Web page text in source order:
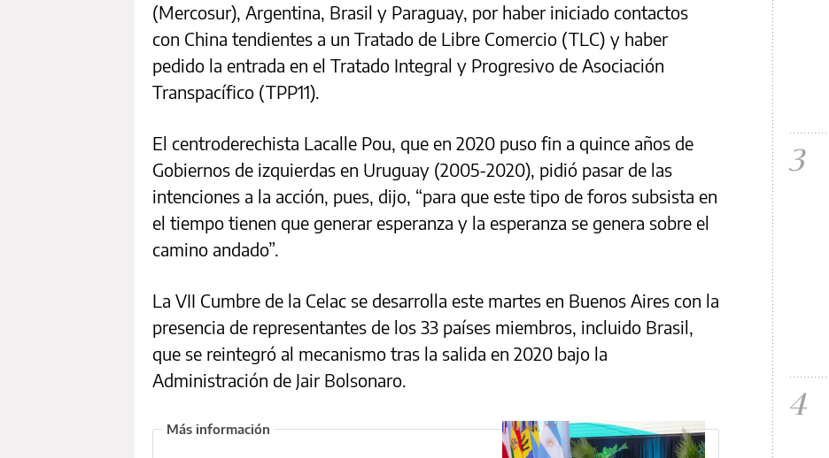
(Mercosur), Argentina, Brasil y Paraguay, por haber iniciado contactos
con China tendientes a un Tratado de Libre Comercio (TLC) y haber
pedido la entrada en el Tratado Integral y Progresivo de Asociación
Transpacífico (TPP11).
El centroderechista Lacalle Pou, que en 2020 puso fin a quince años de
Gobiernos de izquierdas en Uruguay (2005-2020), pidió pasar de las
intenciones a la acción, pues, dijo, “para que este tipo de foros subsista en
el tiempo tienen que generar esperanza y la esperanza se genera sobre el
camino andado”.
La VII Cumbre de la Celac se desarrolla este martes en Buenos Aires con la
presencia de representantes de los 33 países miembros, incluido Brasil,
que se reintegró al mecanismo tras la salida en 2020 bajo la
Administración de Jair Bolsonaro.
3
4